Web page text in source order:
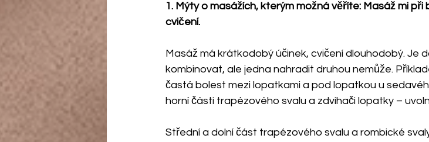
1. Mýty o masážích, kterým možná věříte: Masáž mi
cvičení.
Masáž má krátkodobý účinek, cvičení dlouhodobý. Je
kombinovat, ale jedna nahradit druhou nemůže.
častá bolest mezi lopatkami a pod lopatkou u
horní části trapézového svalu a zdvihači lopatky –
Střední a dolní část trapézového svalu a rombické